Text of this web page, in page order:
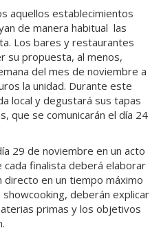
aquellos establecimientos
de manera habitual las
Los bares y restaurantes
su propuesta, al menos,
del mes de noviembre a
la unidad. Durante este
local y degustará sus tapas
que se comunicarán el día 24
29 de noviembre en un acto
cada finalista deberá elaborar
en un tiempo máximo
deberán explicar
primas y los objetivos